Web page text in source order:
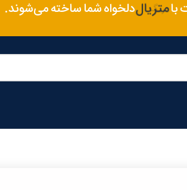
باسایزمتریال
دلخواه شما ساخته می‌شوند.